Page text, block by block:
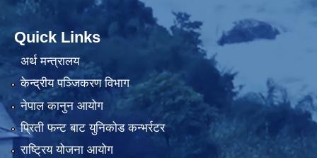
Quick Links
अर्थ मन्त्रालय
केन्द्रीय पञ्जिकरण विभाग
नेपाल कानुन आयोग
प्रिती फन्ट बाट युनिकोड कन्भर्रटर
राष्ट्रिय योजना आयोग